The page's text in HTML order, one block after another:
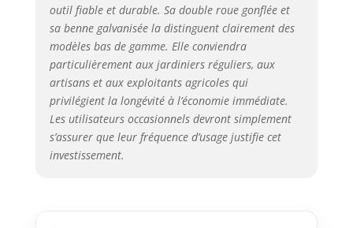
outil fiable et durable. Sa double roue gonflée et
sa benne galvanisée la distinguent clairement des
modèles bas de gamme. Elle conviendra
particulièrement aux jardiniers réguliers, aux
artisans et aux exploitants agricoles qui
privilégient la longévité à l’économie immédiate.
Les utilisateurs occasionnels devront simplement
s’assurer que leur fréquence d’usage justifie cet
investissement.